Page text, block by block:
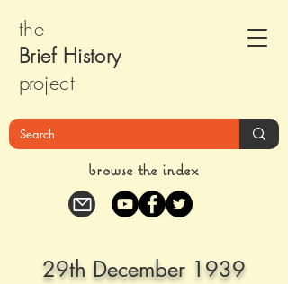
the
Brief History
project
browse the index
29th December 1939